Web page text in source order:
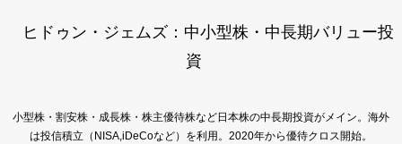
ヒドゥン・ジェムズ：中小型株・中長期バリュー投
資
小型株・割安株・成長株・株主優待株など日本株の中長期投資がメイン。海外
は投信積立（NISA,iDeCoなど）を利用。2020年から優待クロス開始。